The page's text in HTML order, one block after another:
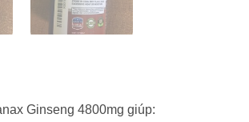
Ginseng 4800mg giúp: